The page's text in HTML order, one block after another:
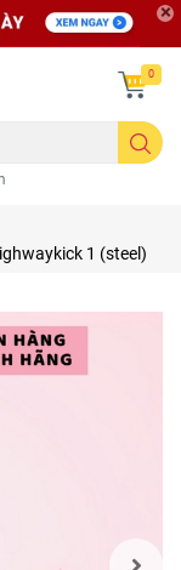
0
1 (steel)